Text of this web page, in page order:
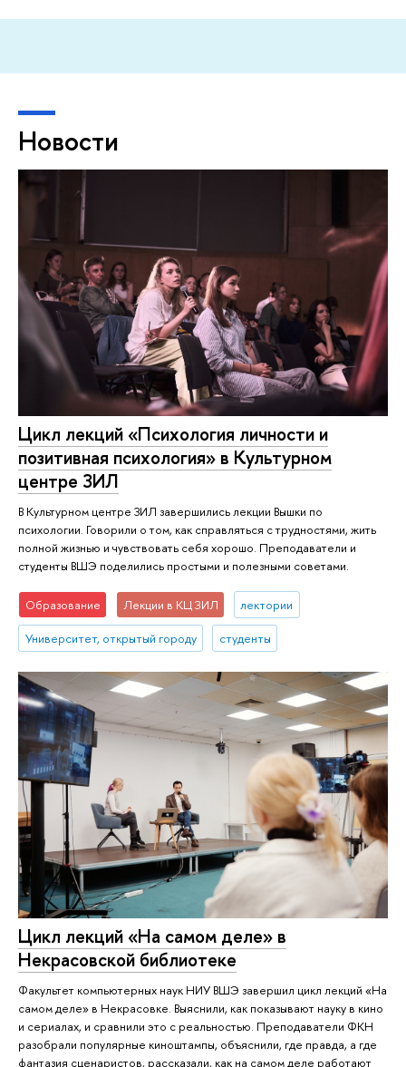
Новости
Цикл лекций «Психология личности и
позитивная психология» в Культурном
центре ЗИЛ
В Культурном центре ЗИЛ завершились лекции Вышки по
психологии. Говорили о том, как справляться с трудностями, жить
полной жизнью и чувствовать себя хорошо. Преподаватели и
студенты ВШЭ поделились простыми и полезными советами.
Образование Лекции в КЦ ЗИЛ лектории
Университет, открытый городу студенты
Цикл лекций «На самом деле» в
Некрасовской библиотеке
Факультет компьютерных наук НИУ ВШЭ завершил цикл лекций «На
самом деле» в Некрасовке. Выяснили, как показывают науку в кино
и сериалах, и сравнили это с реальностью. Преподаватели ФКН
разобрали популярные киноштампы, объяснили, где правда, а где
фантазия сценаристов, рассказали, как на самом деле работают